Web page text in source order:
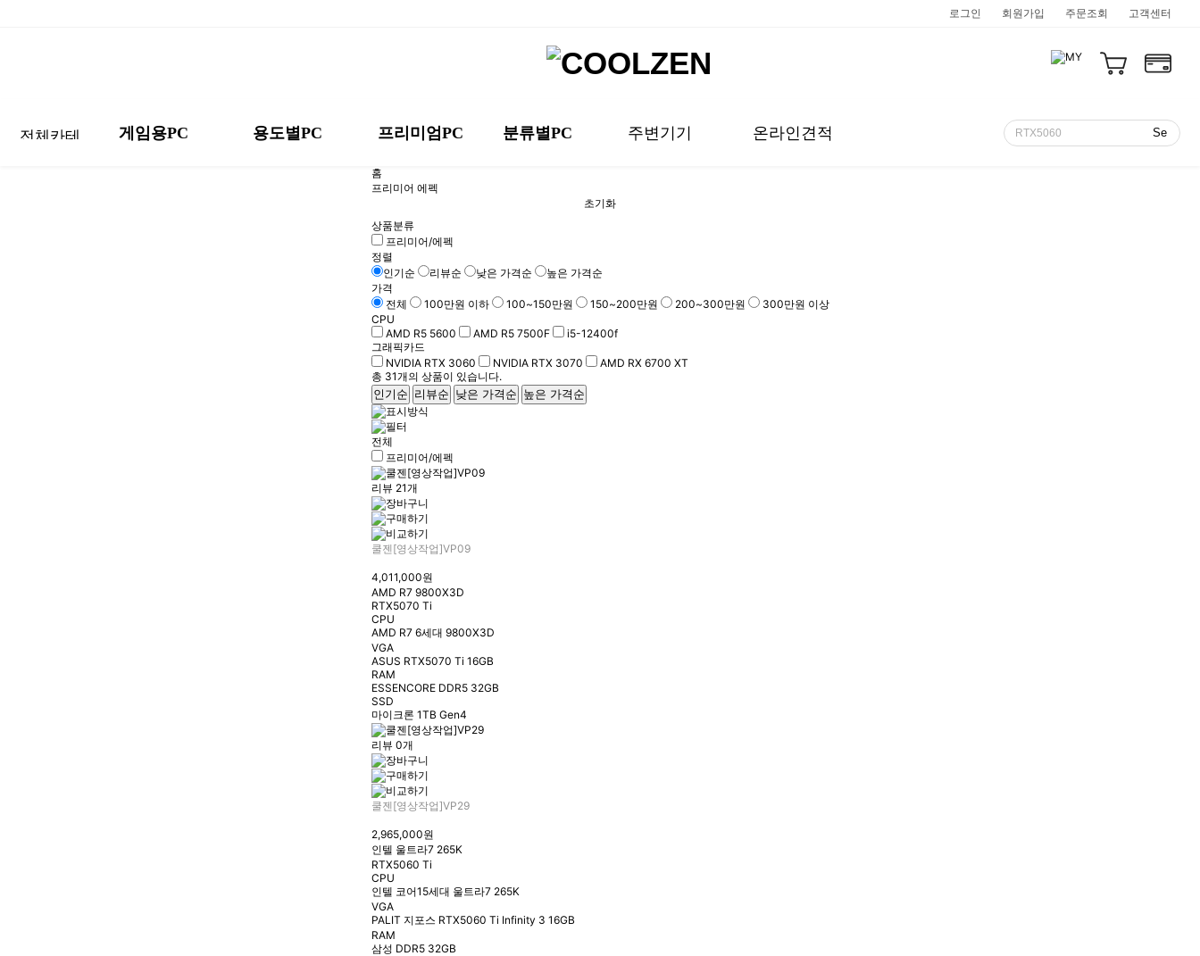
로그인 회원가입 주문조회 고객센터
High-End
프리미엄 미니
감성 화이트
Non-RGB
AMD 시너지
반조립 세트
게임용PC
배틀그라운드 추천PC
고민없이 선택하는 PC방 압살사양
몬스터헌터 와일즈 추천PC
몬스터헌터 입문이라면 강추 사양!
용도별PC
사무용 추천PC
하루 종일 문서 작업해도 부드럽게!
포토샵/일러스트 추천PC
하드한 포토샵 작업도 이 본체면 OK!
프리미엄PC
올 화이트 PC는 이걸로 끝!
High-End
좋은 제품으로만 꽉꽉 담은 초고사양 본체!
분류별PC
올 화이트 PC는 이걸로 끝!
AMD 시너지 추천 PC
AMD 제품으로 성능 더블업!
주변기기
찾으시는 모니터 전부~ 여기 있어요!
키보드/마우스
인기 키보드,마우스 한눈에 찾아보기~
온라인견적
막강한 인텔 세트를 DIY로 원하는 입맛에 맞게!
DIY AMD
인기있는 AMD CPU로 원하는 세트를 구성하자!
홈
프리미어 에펙
초기화
상품분류
프리미어/에펙
정렬
인기순
리뷰순 낮은 가격순
높은 가격순
가격
전체
100만원 이하 100~150만원 150~200만원 200~300만원
300만원 이상
CPU
AMD R5 5600
AMD R5 7500F
i5-12400f
그래픽카드
NVIDIA RTX 3060
NVIDIA RTX 3070
AMD RX 6700 XT
총 31개의 상품이 있습니다.
인기순 리뷰순 낮은 가격순 높은 가격순
전체
프리미어/에펙
리뷰 21개
쿨젠[영상작업]VP09
4,011,000원
AMD R7 9800X3D
RTX5070 Ti
CPU
AMD R7 6세대 9800X3D
VGA
ASUS RTX5070 Ti 16GB
RAM
ESSENCORE DDR5 32GB
SSD
마이크론 1TB Gen4
리뷰 0개
쿨젠[영상작업]VP29
2,965,000원
인텔 울트라7 265K
RTX5060 Ti
CPU
인텔 코어15세대 울트라7 265K
VGA
PALIT 지포스 RTX5060 Ti Infinity 3 16GB
RAM
삼성 DDR5 32GB